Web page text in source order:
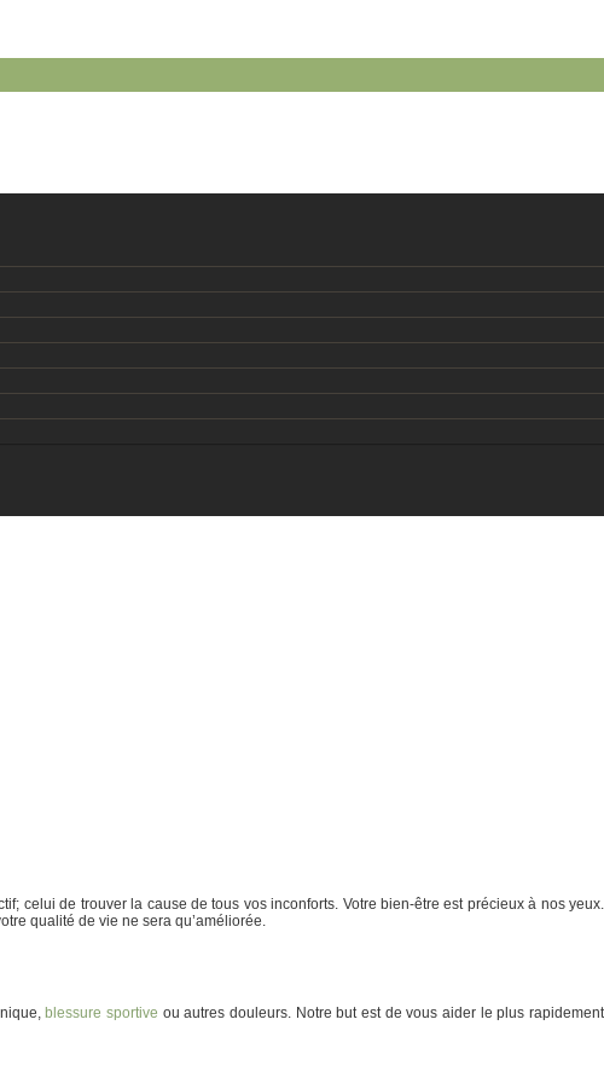
celui de trouver la cause de tous vos inconforts. Votre bien-être est précieux à nos yeux.
qualité de vie ne sera qu’améliorée.
blessure sportive ou autres douleurs. Notre but est de vous aider le plus rapidement